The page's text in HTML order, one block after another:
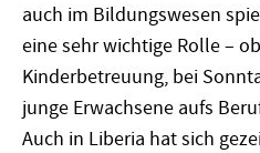
auch im Bildungswesen
eine sehr wichtige Rolle –
Kinderbetreuung, bei
junge Erwachsene aufs
Auch in Liberia hat sich